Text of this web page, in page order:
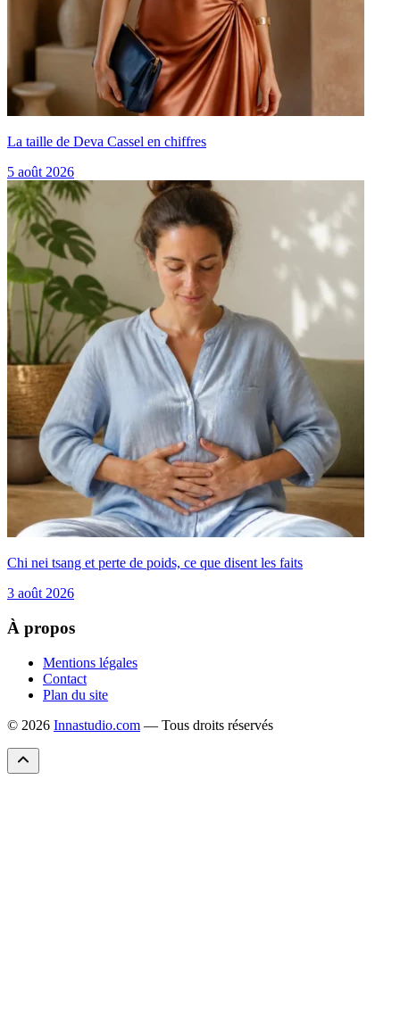
La taille de Deva Cassel en chiffres
5 août 2026
Chi nei tsang et perte de poids, ce que disent les faits
3 août 2026
À propos
Mentions légales
Contact
Plan du site
© 2026 Innastudio.com — Tous droits réservés